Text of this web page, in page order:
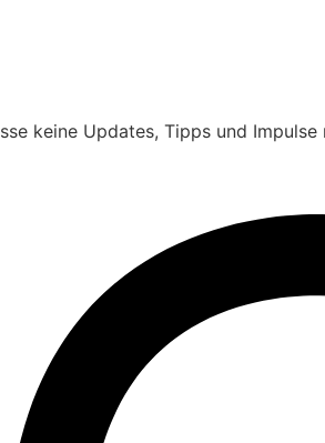
keine Updates, Tipps und Impulse